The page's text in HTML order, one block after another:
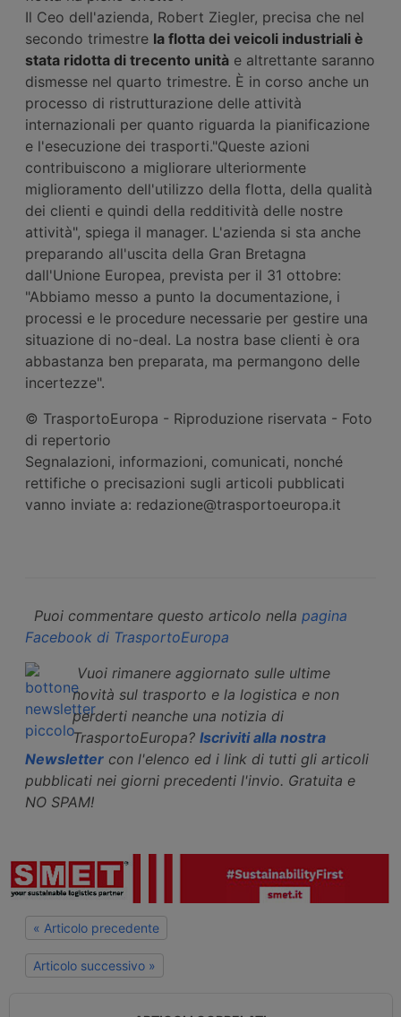
Il Ceo dell'azienda, Robert Ziegler, precisa che nel
secondo trimestre la flotta dei veicoli industriali è
stata ridotta di trecento unità e altrettante saranno
dismesse nel quarto trimestre. È in corso anche un
processo di ristrutturazione delle attività
internazionali per quanto riguarda la pianificazione
e l'esecuzione dei trasporti."Queste azioni
contribuiscono a migliorare ulteriormente
miglioramento dell'utilizzo della flotta, della qualità
dei clienti e quindi della redditività delle nostre
attività", spiega il manager. L'azienda si sta anche
preparando all'uscita della Gran Bretagna
dall'Unione Europea, prevista per il 31 ottobre:
"Abbiamo messo a punto la documentazione, i
processi e le procedure necessarie per gestire una
situazione di no-deal. La nostra base clienti è ora
abbastanza ben preparata, ma permangono delle
incertezze".
© TrasportoEuropa - Riproduzione riservata - Foto
di repertorio
Segnalazioni, informazioni, comunicati, nonché
rettifiche o precisazioni sugli articoli pubblicati
vanno inviate a: redazione@trasportoeuropa.it
Puoi commentare questo articolo nella pagina
Facebook di TrasportoEuropa
Vuoi rimanere aggiornato sulle ultime
novità sul trasporto e la logistica e non
perderti neanche una notizia di
TrasportoEuropa? Iscriviti alla nostra
Newsletter con l'elenco ed i link di tutti gli articoli
pubblicati nei giorni precedenti l'invio. Gratuita e
NO SPAM!
« Articolo precedente
Articolo successivo »